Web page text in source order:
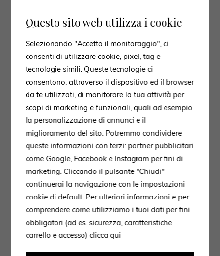
appuntamento. Lo Showroom è pronto ad accogliervi per
arredo dei più importanti brand internazionali.
Questo sito web utilizza i cookie
Selezionando "Accetto il monitoraggio", ci
consenti di utilizzare cookie, pixel, tag e
tecnologie simili. Queste tecnologie ci
consentono, attraverso il dispositivo ed il browser
da te utilizzati, di monitorare la tua attività per
scopi di marketing e funzionali, quali ad esempio
la personalizzazione di annunci e il
miglioramento del sito. Potremmo condividere
queste informazioni con terzi: partner pubblicitari
come Google, Facebook e Instagram per fini di
marketing. Cliccando il pulsante "Chiudi"
continuerai la navigazione con le impostazioni
cookie di default. Per ulteriori informazioni e per
comprendere come utilizziamo i tuoi dati per fini
obbligatori (ad es. sicurezza, caratteristiche
carrello e accesso)clicca qui